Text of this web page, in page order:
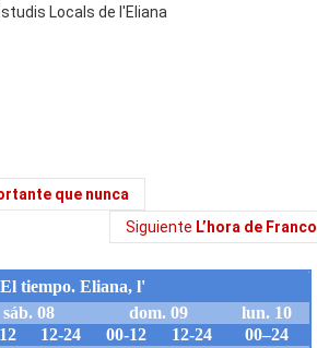
Locals de l'Eliana
que nunca
Siguiente L’hora de Franco